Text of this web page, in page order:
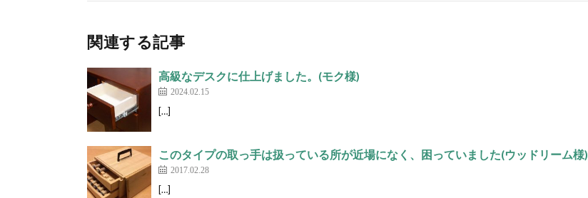
関連する記事
高級なデスクに仕上げました。(モク様)
2024.02.15
[…]
このタイプの取っ手は扱っている所が近場になく、困っていました(ウッドリーム様)
2017.02.28
[…]